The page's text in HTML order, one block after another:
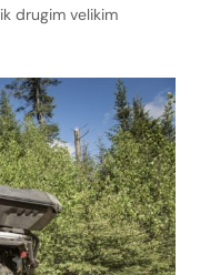
drugim velikim